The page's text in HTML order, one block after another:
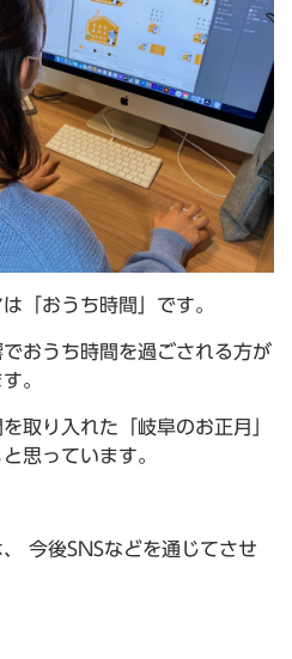
「おうち時間」です。
おうち時間を過ごされる方が
。
取り入れた「岐阜のお正月」
思っています。
今後SNSなどを通じてさせ